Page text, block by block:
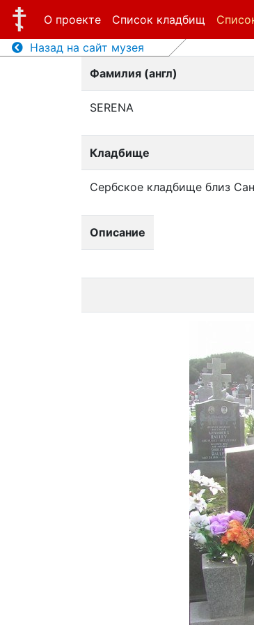
О проекте Список кладбищ
Назад на сайт музея
Фамилия (англ)
SERENA
Кладбище
Сербское кладбище близ
Описание